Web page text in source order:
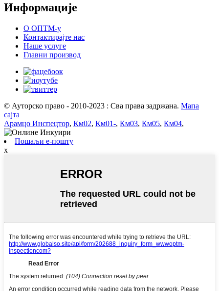
Информације
О ОПТМ-у
Контактирајте нас
Наше услуге
Главни производ
© Ауторско право - 2010-2023 : Сва права задржана. Мапа
сајта
Арамцо Инспецтор, Км02, Км01-, Км03, Км05, Км04,
Пошаљи е-пошту
x